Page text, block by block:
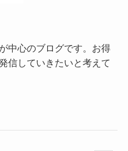
中心のブログです。お得
信していきたいと考えて